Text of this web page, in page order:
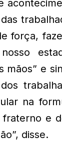
força,
mãos” e
na
fraterno e
disse.